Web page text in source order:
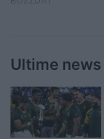
Ultime news